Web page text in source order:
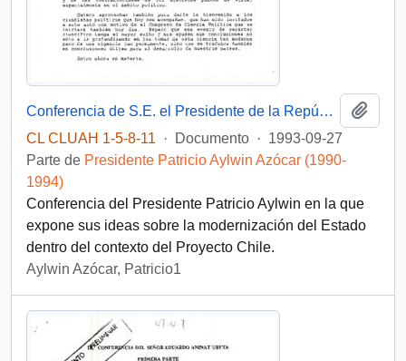
Conferencia de S.E. el Presidente de la República, D. Patricio Aylwin Azocar, sobre el proceso de modernización del Estado.
CL CLUAH 1-5-8-11
· Documento · 1993-09-27
Parte de Presidente Patricio Aylwin Azócar (1990-
1994)
Conferencia del Presidente Patricio Aylwin en la que
expone sus ideas sobre la modernización del Estado
dentro del contexto del Proyecto Chile.
Aylwin Azócar, Patricio1